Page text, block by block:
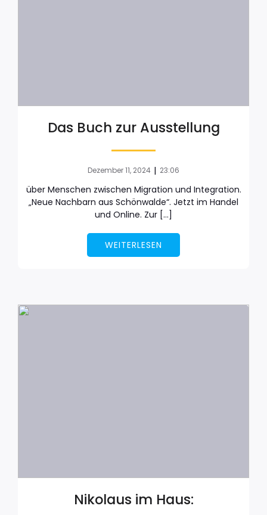
Das Buch zur Ausstellung
Dezember 11, 2024 | 23:06
über Menschen zwischen Migration und Integration.
„Neue Nachbarn aus Schönwalde“. Jetzt im Handel
und Online. Zur […]
WEITERLESEN
Nikolaus im Haus: